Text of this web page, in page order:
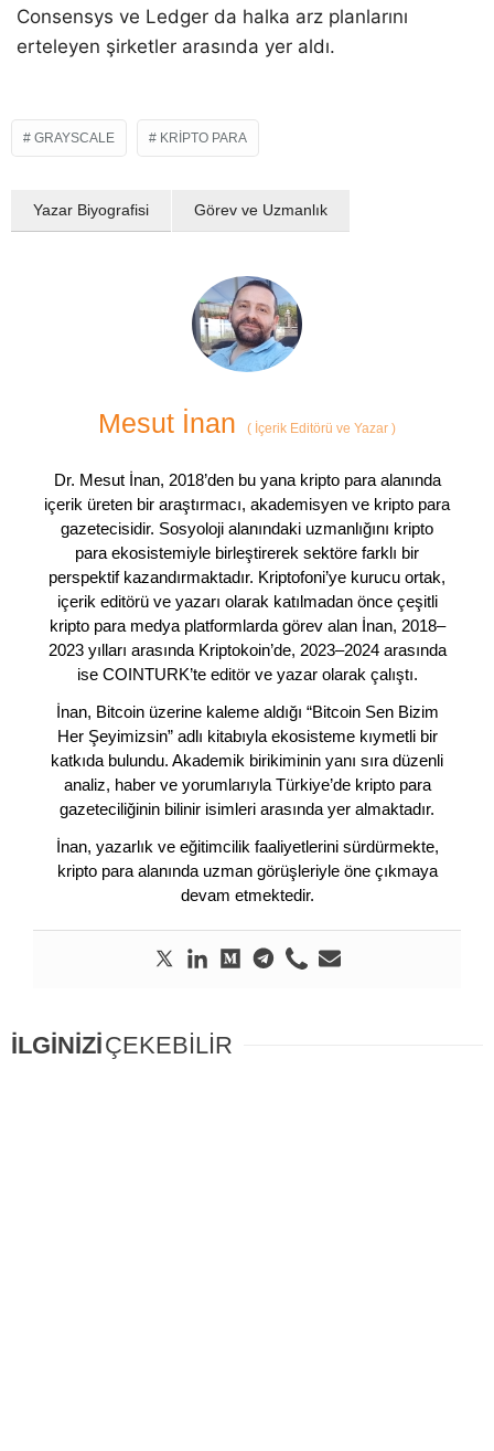
Consensys ve Ledger da halka arz planlarını
erteleyen şirketler arasında yer aldı.
GRAYSCALE KRIPTO PARA
Yazar Biyografisi Görev ve Uzmanlık
Mesut İnan ( İçerik Editörü ve Yazar )
Dr. Mesut İnan, 2018’den bu yana kripto para alanında
içerik üreten bir araştırmacı, akademisyen ve kripto para
gazetecisidir. Sosyoloji alanındaki uzmanlığını kripto
para ekosistemiyle birleştirerek sektöre farklı bir
perspektif kazandırmaktadır. Kriptofoni’ye kurucu ortak,
içerik editörü ve yazarı olarak katılmadan önce çeşitli
kripto para medya platformlarda görev alan İnan, 2018–
2023 yılları arasında Kriptokoin’de, 2023–2024 arasında
ise COINTURK’te editör ve yazar olarak çalıştı.
İnan, Bitcoin üzerine kaleme aldığı “Bitcoin Sen Bizim
Her Şeyimizsin” adlı kitabıyla ekosisteme kıymetli bir
katkıda bulundu. Akademik birikiminin yanı sıra düzenli
analiz, haber ve yorumlarıyla Türkiye’de kripto para
gazeteciliğinin bilinir isimleri arasında yer almaktadır.
İnan, yazarlık ve eğitimcilik faaliyetlerini sürdürmekte,
kripto para alanında uzman görüşleriyle öne çıkmaya
devam etmektedir.
İLGİNİZİÇEKEBİLİR